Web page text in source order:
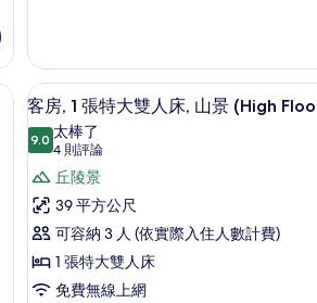
所
有
相
片
BEDS,
HILL
VIEW
詳
Floor) | 迷你吧、客房內保險箱、書桌、筆電
顯
示
客
房,
1
張
特
大
迷你吧、
5
客房, 1 張特大雙人床, 山景 (High
9.09.0 分，滿分 10 分
太棒了
4 則評論
(4
則
評
論)
丘陵景
39 平方公尺
可容納 3 人 (依實際入住人數計費)
1 張特大雙人床
免費無線上網